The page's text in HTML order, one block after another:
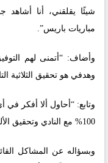
شيئًا يقلقني، أنا أشاهد
مباريات باريس”.
وأضاف: “أتمنى لهم
وهدفي هو تحقيق الثلاثية
وتابع: “أحاول ألا أفكر
100% مع النادي وتحقيق الألقاب الممكنة هذا الموسم”.
وبسؤاله عن المشاكل